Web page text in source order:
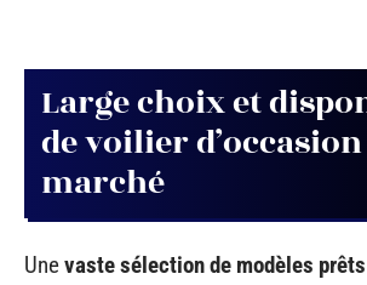
Large choix et
de voilier
marché
Unevaste sélection de modèles